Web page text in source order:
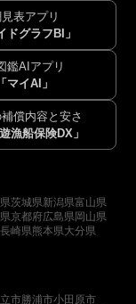
表アプリ
ドグラフBI」
鑑AIアプリ
「マイAI」
償内容と安さ
漁船保険DX」
茨城県新潟県富山県
京都府広島県岡山県
長崎県熊本県大分県
市勝浦市小田原市